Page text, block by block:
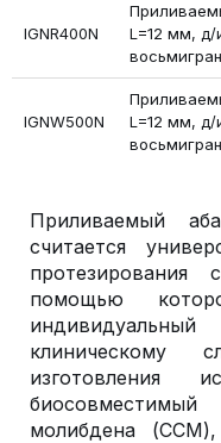
IGNR400N
L=12 мм,
IGNW500N
L=12 мм,
Приливаемый
считается
помощью
изготовления
молибдена